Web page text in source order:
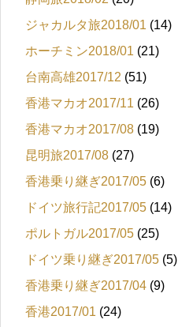
ジャカルタ旅2018/01 (14)
ホーチミン2018/01 (21)
台南高雄2017/12 (51)
香港マカオ2017/11 (26)
香港マカオ2017/08 (19)
昆明旅2017/08 (27)
香港乗り継ぎ2017/05 (6)
ドイツ旅行記2017/05 (14)
ポルトガル2017/05 (25)
ドイツ乗り継ぎ2017/05 (5)
香港乗り継ぎ2017/04 (9)
香港2017/01 (24)